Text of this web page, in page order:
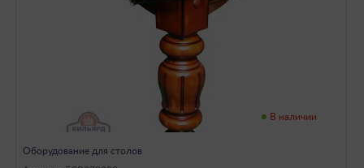
В наличии
Оборудование для столов